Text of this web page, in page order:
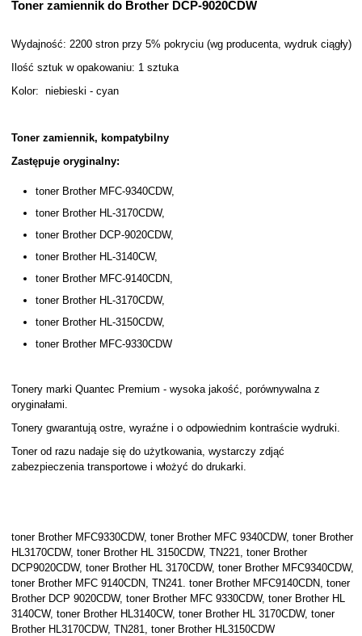
Toner zamiennik do Brother DCP-9020CDW
Wydajność: 2200 stron przy 5% pokryciu (wg producenta, wydruk ciągły)
Ilość sztuk w opakowaniu: 1 sztuka
Kolor: niebieski - cyan
Toner zamiennik, kompatybilny
Zastępuje oryginalny:
toner Brother MFC-9340CDW,
toner Brother HL-3170CDW,
toner Brother DCP-9020CDW,
toner Brother HL-3140CW,
toner Brother MFC-9140CDN,
toner Brother HL-3170CDW,
toner Brother HL-3150CDW,
toner Brother MFC-9330CDW
Tonery marki Quantec Premium - wysoka jakość, porównywalna z
oryginałami.
Tonery gwarantują ostre, wyraźne i o odpowiednim kontraście wydruki.
Toner od razu nadaje się do użytkowania, wystarczy zdjąć
zabezpieczenia transportowe i włożyć do drukarki.
toner Brother MFC9330CDW, toner Brother MFC 9340CDW, toner Brother
HL3170CDW, toner Brother HL 3150CDW, TN221, toner Brother
DCP9020CDW, toner Brother HL 3170CDW, toner Brother MFC9340CDW,
toner Brother MFC 9140CDN, TN241. toner Brother MFC9140CDN, toner
Brother DCP 9020CDW, toner Brother MFC 9330CDW, toner Brother HL
3140CW, toner Brother HL3140CW, toner Brother HL 3170CDW, toner
Brother HL3170CDW, TN281, toner Brother HL3150CDW